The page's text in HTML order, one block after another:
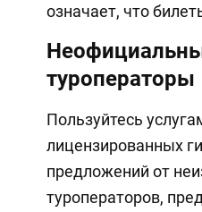
означает, что
туроператоры
Пользуйтесь
лицензированных
предложений от
туроператоров,